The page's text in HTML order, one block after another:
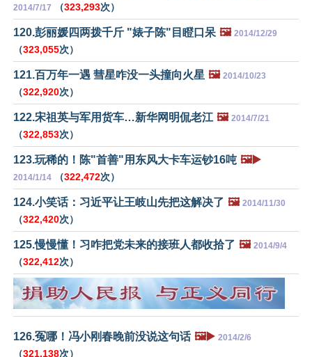
2014/7/17 （323,293次）
120.彭丽媛四两拨千斤 "婊子陈"目瞪口呆 🖼️ 2014/12/29
（323,055次）
121.百万年一遇 彗星咋没一头撞向火星 🖼️ 2014/10/23
（322,920次）
122.宋祖英与军用货车…新华网明侃老江 🖼️ 2014/7/21
（322,853次）
123.玩稀的！陈"首善"用东风大卡车运钞16吨 🖼️▶️
2014/1/14 （322,472次）
124.小笑话：习近平让王岐山先把这解决了 🖼️ 2014/11/30
（322,420次）
125.慢慢懂！习咋把党未来的接班人都收拾了 🖼️ 2014/9/4
（322,412次）
126.冤哪！冯小刚春晚前没说这句话 🖼️▶️ 2014/2/6
（321,138次）